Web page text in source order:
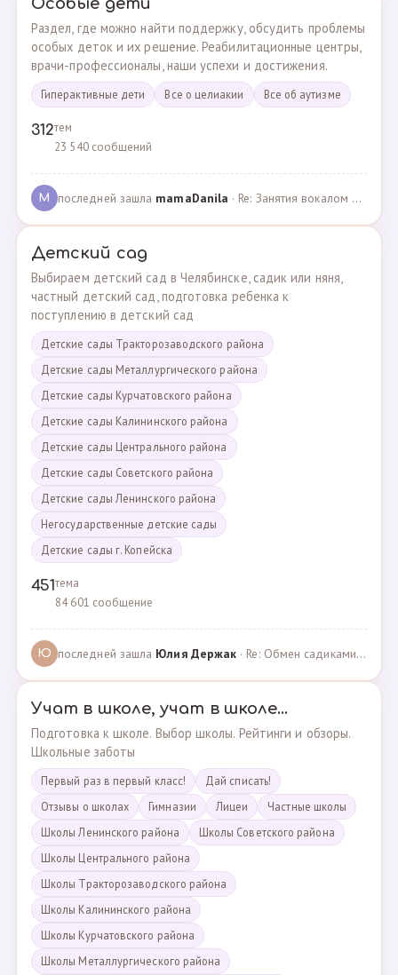
Особые дети
Раздел, где можно найти поддержку, обсудить проблемы
особых деток и их решение. Реабилитационные центры,
врачи-профессионалы, наши успехи и достижения.
Гиперактивные дети Все о целиакии Все об аутизме
312тем
23 540 сообщений
M последней зашла mamaDanila · Re: Занятия вокалом и танцами для подростков с мент… · 12.03.2025
Детский сад
Выбираем детский сад в Челябинске, садик или няня,
частный детский сад, подготовка ребенка к
поступлению в детский сад
Детские сады Тракторозаводского района
Детские сады Металлургического района
Детские сады Курчатовского района
Детские сады Калининского района
Детские сады Центрального района
Детские сады Советского района
Детские сады Ленинского района
Негосударственные детские сады
Детские сады г. Копейска
451тема
84 601 сообщение
Ю последней зашла Юлия Держак · Re: Обмен садиками, продажа путевок · 25.01.2023
Учат в школе, учат в школе...
Подготовка к школе. Выбор школы. Рейтинги и обзоры.
Школьные заботы
Первый раз в первый класс!
Дай списать!
Отзывы о школах
Гимназии Лицеи
Частные школы
Школы Ленинского района
Школы Советского района
Школы Центрального района
Школы Тракторозаводского района
Школы Калининского района
Школы Курчатовского района
Школы Металлургического района